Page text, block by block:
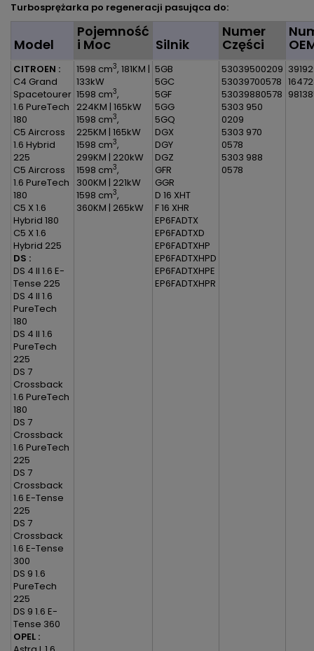
Turbosprężarka po regeneracji pasująca do:
Model
Pojemność
i Moc Silnik
Numer
Części
CITROEN :
C4 Grand
Spacetourer
1.6 PureTech
180
C5 Aircross
1.6 Hybrid
225
C5 Aircross
1.6 PureTech
180
C5 X 1.6
Hybrid 180
C5 X 1.6
Hybrid 225
DS :
DS 4 II 1.6 E-
Tense 225
DS 4 II 1.6
PureTech
180
DS 4 II 1.6
PureTech
225
DS 7
Crossback
1.6 PureTech
180
DS 7
Crossback
1.6 PureTech
225
DS 7
Crossback
1.6 E-Tense
225
DS 7
Crossback
1.6 E-Tense
300
DS 9 1.6
PureTech
225
DS 9 1.6 E-
Tense 360
OPEL :
1598 cm3, 181KM |
133kW
1598 cm3,
224KM | 165kW
1598 cm3,
225KM | 165kW
1598 cm3,
299KM | 220kW
1598 cm3,
300KM | 221kW
1598 cm3,
360KM | 265kW
5GB
5GC
5GF
5GG
5GQ
DGX
DGY
DGZ
GFR
GGR
D 16 XHT
F 16 XHR
EP6FADTX
EP6FADTXD
EP6FADTXHP
EP6FADTXHPD
EP6FADTXHPE
EP6FADTXHPR
53039500209
53039700578
53039880578
5303 950
0209
5303 970
0578
5303 988
0578